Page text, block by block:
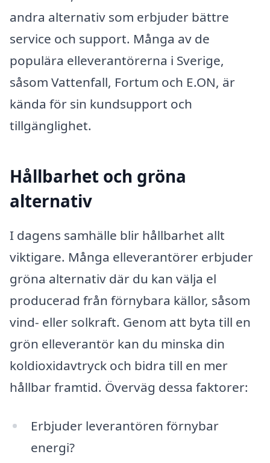
andra alternativ som erbjuder bättre
service och support. Många av de
populära elleverantörerna i Sverige,
såsom Vattenfall, Fortum och E.ON, är
kända för sin kundsupport och
tillgänglighet.
Hållbarhet och gröna
alternativ
I dagens samhälle blir hållbarhet allt
viktigare. Många elleverantörer erbjuder
gröna alternativ där du kan välja el
producerad från förnybara källor, såsom
vind- eller solkraft. Genom att byta till en
grön elleverantör kan du minska din
koldioxidavtryck och bidra till en mer
hållbar framtid. Överväg dessa faktorer:
Erbjuder leverantören förnybar
energi?